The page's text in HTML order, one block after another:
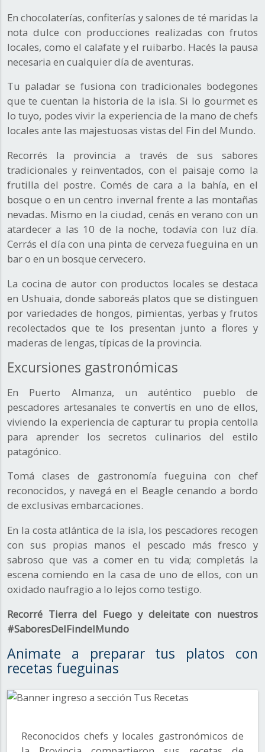
En chocolaterías, confiterías y salones de té maridas la
nota dulce con producciones realizadas con frutos
locales, como el calafate y el ruibarbo. Hacés la pausa
necesaria en cualquier día de aventuras.
Tu paladar se fusiona con tradicionales bodegones
que te cuentan la historia de la isla. Si lo gourmet es
lo tuyo, podes vivir la experiencia de la mano de chefs
locales ante las majestuosas vistas del Fin del Mundo.
Recorrés la provincia a través de sus sabores
tradicionales y reinventados, con el paisaje como la
frutilla del postre. Comés de cara a la bahía, en el
bosque o en un centro invernal frente a las montañas
nevadas. Mismo en la ciudad, cenás en verano con un
atardecer a las 10 de la noche, todavía con luz día.
Cerrás el día con una pinta de cerveza fueguina en un
bar o en un bosque cervecero.
La cocina de autor con productos locales se destaca
en Ushuaia, donde saboreás platos que se distinguen
por variedades de hongos, pimientas, yerbas y frutos
recolectados que te los presentan junto a flores y
maderas de lengas, típicas de la provincia.
Excursiones gastronómicas
En Puerto Almanza, un auténtico pueblo de
pescadores artesanales te convertís en uno de ellos,
viviendo la experiencia de capturar tu propia centolla
para aprender los secretos culinarios del estilo
patagónico.
Tomá clases de gastronomía fueguina con chef
reconocidos, y navegá en el Beagle cenando a bordo
de exclusivas embarcaciones.
En la costa atlántica de la isla, los pescadores recogen
con sus propias manos el pescado más fresco y
sabroso que vas a comer en tu vida; completás la
escena comiendo en la casa de uno de ellos, con un
oxidado naufragio a lo lejos como testigo.
Recorré Tierra del Fuego y deleitate con nuestros
#SaboresDelFindelMundo
Animate a preparar tus platos con
recetas fueguinas
Reconocidos chefs y locales gastronómicos de